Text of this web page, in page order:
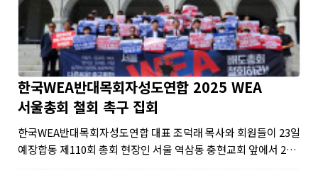
한국WEA반대목회자성도연합 2025 WEA
서울총회 철회 촉구 집회
한국WEA반대목회자성도연합 대표 조덕래 목사와 회원들이 23일
예장합동 제110회 총회 현장인 서울 역삼동 충현교회 앞에서 202